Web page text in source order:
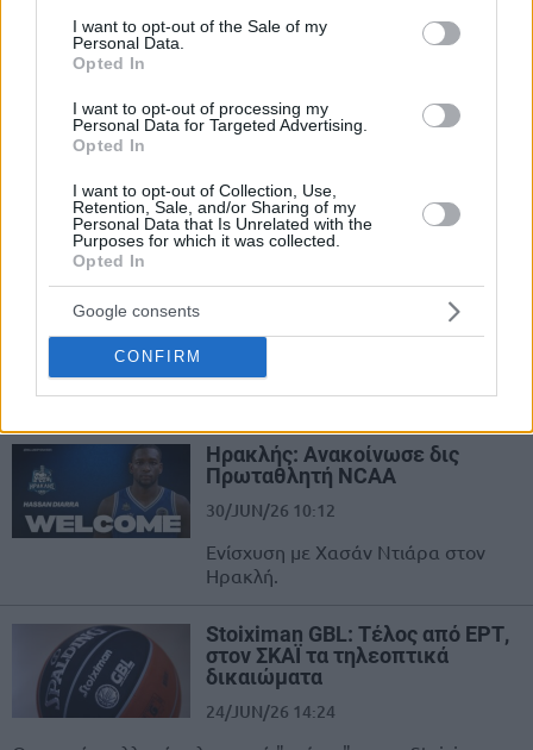
consent section.
I want to opt-out of the Sale of my
Personal Data.
Opted In
I want to opt-out of processing my
Personal Data for Targeted Advertising.
Opted In
I want to opt-out of Collection, Use,
Retention, Sale, and/or Sharing of my
Personal Data that Is Unrelated with the
Purposes for which it was collected.
Opted In
Google consents
CONFIRM
στους… μεγάλους της
Θεσσαλονίκης
03/JUL/26 13:10
Ο Ηρακλής ανακοίνωσε την απόκτηση του Διαμαντή
Σλαφτσάκη.
τέταρτο σκόρερ στην Τουρκία,
Ο Ηρακλής ανακοίνωσε την απόκτηση του Τζέιλεν Λεκ.
Ηρακλής: Ανακοίνωσε δις
Πρωταθλητή NCAA
30/JUN/26 10:12
Ενίσχυση με Χασάν Ντιάρα στον
Ηρακλή.
Stoiximan GBL: Τέλος από ΕΡΤ,
στον ΣΚΑΪ τα τηλεοπτικά
δικαιώματα
24/JUN/26 14:24